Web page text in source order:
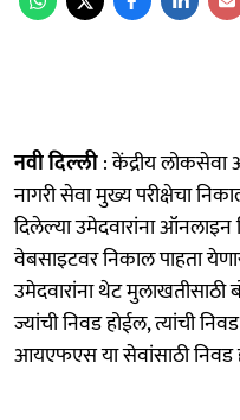
नवी दिल्ली: केंद्रीय लोकसेवा
नागरी सेवा मुख्य परीक्षेचा
दिलेल्या उमेदवारांना
वेबसाइटवर निकाल पाहता
उमेदवारांना थेट
ज्यांची निवड होईल, त्यांची
आयएफएस या सेवांसाठी निवड